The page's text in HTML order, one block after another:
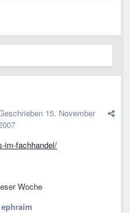
15. November
im-fachhandel/
Woche